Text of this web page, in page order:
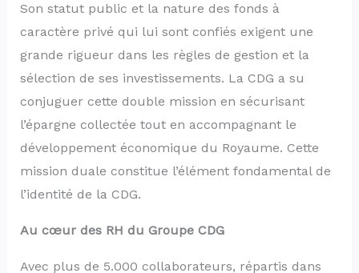
Son statut public et la nature des fonds à
caractère privé qui lui sont confiés exigent une
grande rigueur dans les règles de gestion et la
sélection de ses investissements. La CDG a su
conjuguer cette double mission en sécurisant
l’épargne collectée tout en accompagnant le
développement économique du Royaume. Cette
mission duale constitue l’élément fondamental de
l’identité de la CDG.
Au cœur des RH du Groupe CDG
Avec plus de 5.000 collaborateurs, répartis dans